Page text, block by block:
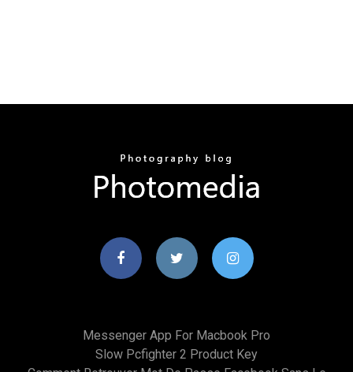
Messenger App For Macbook Pro
Slow Pcfighter 2 Product Key